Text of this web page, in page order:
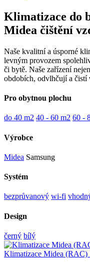
Klimatizace do
Midea čištění
Naše kvalitní a úsporné
levným provozem
či bytě. Naše zařízení
obdobích, odvlhčují a čistí
Pro obytnou plochu
do 40 m2 40 - 60 m2 60 -
Výrobce
Midea Samsung
Systém
bezprůvanový wi-fi
Design
černý bílý
Klimatizace Midea (RAC)